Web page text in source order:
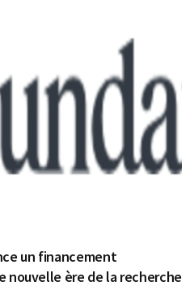
un financement
nouvelle ère de la recherche